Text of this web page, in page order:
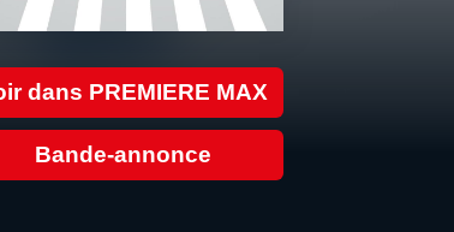
dans PREMIERE MAX
Bande-annonce